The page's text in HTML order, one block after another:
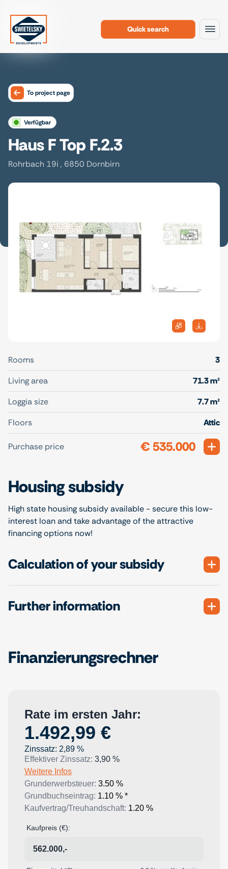
To the content Quick search
To project page
verfügbar
Haus F Top F.2.3
Rohrbach 19i , 6850 Dornbirn
Rooms
3
Living area
71.3 m²
Loggia size
7.7 m²
Floors
Attic
Purchase price € 535.000
Housing subsidy
High state housing subsidy available - secure this low-
interest loan and take advantage of the attractive
financing options now!
Calculation of your subsidy
Further information
Finanzierungsrechner